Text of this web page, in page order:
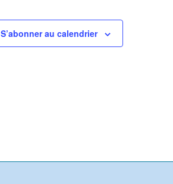
S’abonner au calendrier